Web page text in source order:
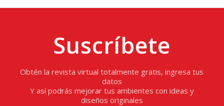
Suscríbete
Obtén la revista virtual totalmente gratis, ingresa tus
datos
Y así podrás mejorar tus ambientes con ideas y
diseños originales